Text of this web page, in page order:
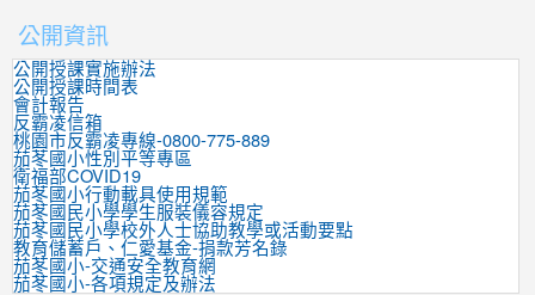
公開資訊
公開授課實施辦法
公開授課時間表
會計報告
反霸凌信箱
桃園市反霸凌專線-0800-775-889
茄苳國小性別平等專區
衛福部COVID19
茄苳國小行動載具使用規範
茄苳國民小學學生服裝儀容規定
茄苳國民小學校外人士協助教學或活動要點
教育儲蓄戶、仁愛基金-捐款芳名錄
茄苳國小-交通安全教育網
茄苳國小-各項規定及辦法